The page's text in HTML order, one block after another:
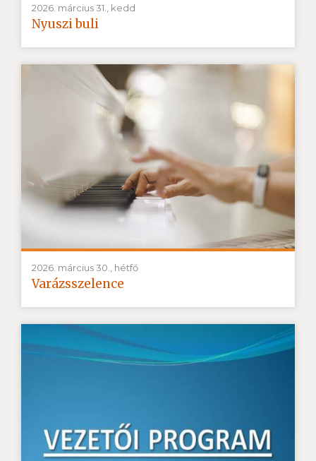
2026. március 31., kedd
Nyuszi buli
2026. március 30., hétfő
Varázsszelence